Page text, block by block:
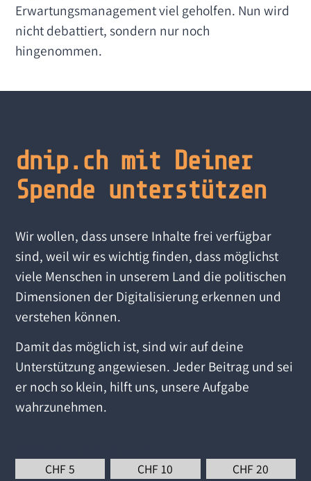
Erwartungsmanagement viel geholfen. Nun wird
nicht debattiert, sondern nur noch
hingenommen.
dnip.ch mit Deiner
Spende unterstützen
Wir wollen, dass unsere Inhalte frei verfügbar
sind, weil wir es wichtig finden, dass möglichst
viele Menschen in unserem Land die politischen
Dimensionen der Digitalisierung erkennen und
verstehen können.
Damit das möglich ist, sind wir auf deine
Unterstützung angewiesen. Jeder Beitrag und sei
er noch so klein, hilft uns, unsere Aufgabe
wahrzunehmen.
CHF 5 CHF 10 CHF 20